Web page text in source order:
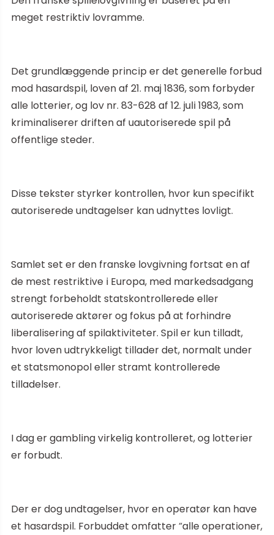
meget restriktiv lovramme.
Det grundlæggende princip er det generelle forbud
mod hasardspil, loven af 21. maj 1836, som forbyder
alle lotterier, og lov nr. 83-628 af 12. juli 1983, som
kriminaliserer driften af uautoriserede spil på
offentlige steder.
Disse tekster styrker kontrollen, hvor kun specifikt
autoriserede undtagelser kan udnyttes lovligt.
Samlet set er den franske lovgivning fortsat en af
de mest restriktive i Europa, med markedsadgang
strengt forbeholdt statskontrollerede eller
autoriserede aktører og fokus på at forhindre
liberalisering af spilaktiviteter. Spil er kun tilladt,
hvor loven udtrykkeligt tillader det, normalt under
et statsmonopol eller stramt kontrollerede
tilladelser.
I dag er gambling virkelig kontrolleret, og lotterier
er forbudt.
Der er dog undtagelser, hvor en operatør kan have
et hasardspil. Forbuddet omfatter “alle operationer,